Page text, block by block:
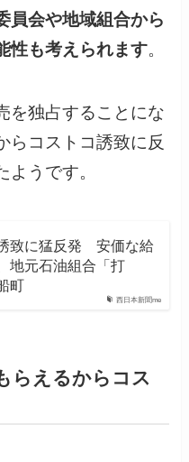
員会や地域組合から
性も考えられます。
を独占することにな
らコストコ誘致に反
うです。
西日本新聞me
致に猛反発 安価な給
地元石油組合「打
町
らえるからコス